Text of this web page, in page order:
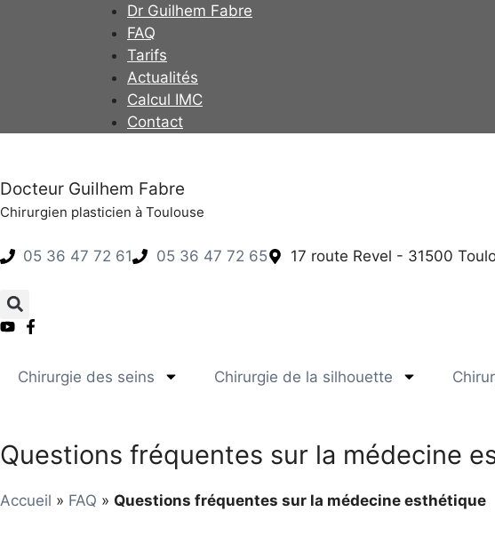
Dr Guilhem Fabre
FAQ
Tarifs
Actualités
Calcul IMC
Contact
Docteur Guilhem Fabre
Chirurgien plasticien à Toulouse
05 36 47 72 61 05 36 47 72 65 17 route Revel - 31500
Chirurgie des seins Chirurgie de la silhouette
Questions fréquentes sur la médecine
Accueil » FAQ » Questions fréquentes sur la médecine esthétique